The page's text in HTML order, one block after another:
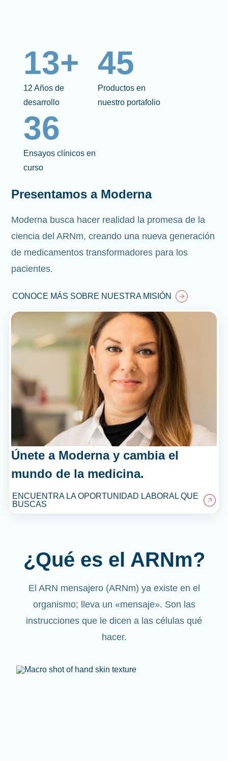
13+
12 Años de
desarrollo
45
Productos en
nuestro portafolio
36
Ensayos clínicos en
curso
Presentamos a Moderna
Moderna busca hacer realidad la promesa de la
ciencia del ARNm, creando una nueva generación
de medicamentos transformadores para los
pacientes.
CONOCE MÁS SOBRE NUESTRA MISIÓN
Únete a Moderna y cambia el
mundo de la medicina.
ENCUENTRA LA OPORTUNIDAD LABORAL QUE
BUSCAS
¿Qué es el ARNm?
El ARN mensajero (ARNm) ya existe en el
organismo; lleva un «mensaje». Son las
instrucciones que le dicen a las células qué
hacer.